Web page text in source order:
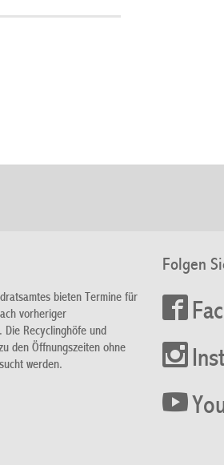
bieten Termine für
vorheriger
Die Recyclinghöfe und
den Öffnungszeiten ohne
werden.
Folgen